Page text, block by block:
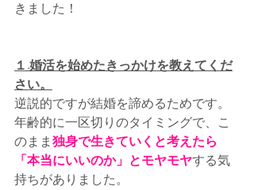
きました！
１.婚活を始めたきっかけを教えてくだ
さい。
逆説的ですが結婚を諦めるためです。
年齢的に一区切りのタイミングで、こ
のまま独身で生きていくと考えたら
「本当にいいのか」とモヤモヤする気
持ちがありました。